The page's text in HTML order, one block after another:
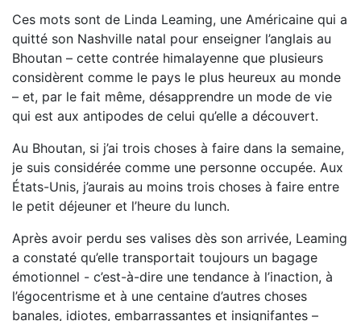
Ces mots sont de Linda Leaming, une Américaine qui a
quitté son Nashville natal pour enseigner l’anglais au
Bhoutan – cette contrée himalayenne que plusieurs
considèrent comme le pays le plus heureux au monde
– et, par le fait même, désapprendre un mode de vie
qui est aux antipodes de celui qu’elle a découvert.
Au Bhoutan, si j’ai trois choses à faire dans la semaine,
je suis considérée comme une personne occupée. Aux
États-Unis, j’aurais au moins trois choses à faire entre
le petit déjeuner et l’heure du lunch.
Après avoir perdu ses valises dès son arrivée, Leaming
a constaté qu’elle transportait toujours un bagage
émotionnel - c’est-à-dire une tendance à l’inaction, à
l’égocentrisme et à une centaine d’autres choses
banales, idiotes, embarrassantes et insignifantes –